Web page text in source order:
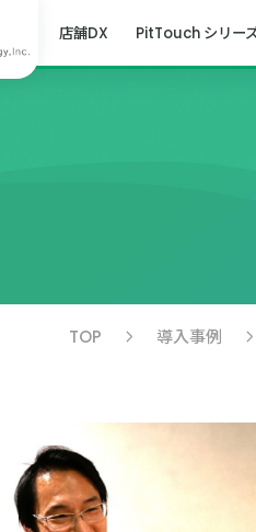
店舗DX PitTouch シリー
TOP 導入事例